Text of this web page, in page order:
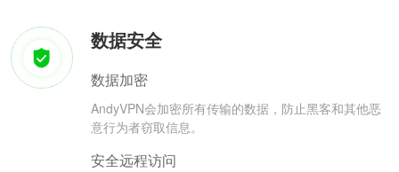
数据安全
数据加密
AndyVPN会加密所有传输的数据，防止黑客和其他恶
意行为者窃取信息。
安全远程访问